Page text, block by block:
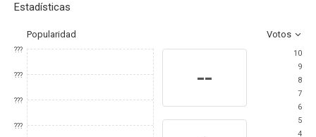
Estadísticas
Popularidad Votos
???
???
???
???
--
10
9
8
7
6
5
4